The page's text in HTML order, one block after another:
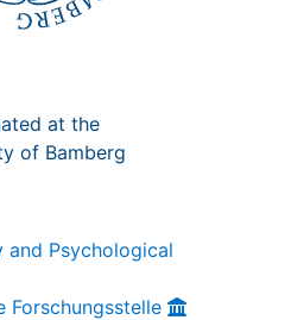
at the
of Bamberg
and Psychological
Forschungsstelle